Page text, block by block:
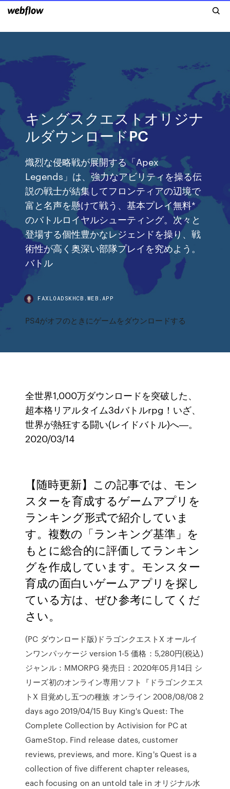
キングスクエストオリジナ
ルダウンロードPC
熾烈な侵略戦が展開する「Apex
Legends」は、強力なアビリティを操る伝
説の戦士が結集してフロンティアの辺境で
富と名声を懸けて戦う、基本プレイ無料*
のバトルロイヤルシューティング。次々と
登場する個性豊かなレジェンドを操り、戦
術性が高く奥深い部隊プレイを究めよう。
バトル
FAXLOADSKHCB.WEB.APP
PS4がオフのときにゲームをダウンロードする
全世界1,000万ダウンロードを突破した、
超本格リアルタイム3dバトルrpg！いざ、
世界が熱狂する闘い(レイドバトル)へ―。
2020/03/14
【随時更新】この記事では、モン
スターを育成するゲームアプリを
ランキング形式で紹介していま
す。複数の「ランキング基準」を
もとに総合的に評価してランキン
グを作成しています。モンスター
育成の面白いゲームアプリを探し
ている方は、ぜひ参考にしてくだ
さい。
(PC ダウンロード版)ドラゴンクエストX オールイ
ンワンパッケージ version 1-5 価格：5,280円(税込)
ジャンル：MMORPG 発売日：2020年05月14日 シ
リーズ初のオンライン専用ソフト『ドラゴンクエス
トX 目覚めし五つの種族 オンライン 2008/08/08 2
days ago 2019/04/15 Buy King's Quest: The
Complete Collection by Activision for PC at
GameStop. Find release dates, customer
reviews, previews, and more. King's Quest is a
collection of five different chapter releases,
each focusing on an untold tale in オリジナル水